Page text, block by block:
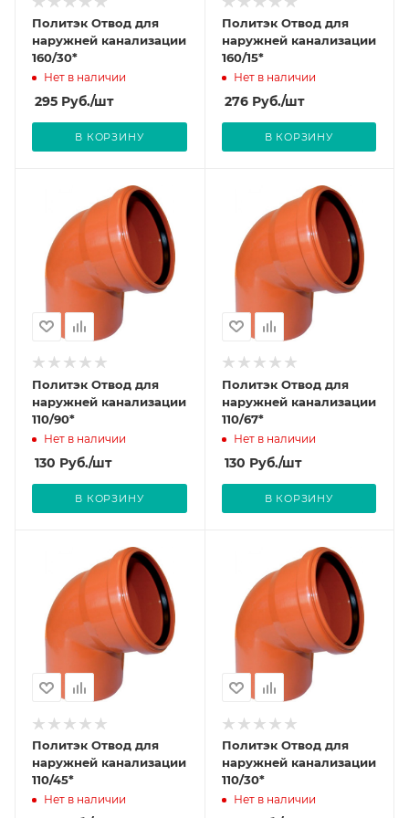
Политэк Отвод для
наружней канализации
160/30*
Нет в наличии
295 Руб./шт
В КОРЗИНУ
Политэк Отвод для
наружней канализации
160/15*
Нет в наличии
276Руб./шт
В КОРЗИНУ
Политэк Отвод для
наружней канализации
110/90*
Нет в наличии
130 Руб./шт
В КОРЗИНУ
Политэк Отвод для
наружней канализации
110/67*
Нет в наличии
130 Руб./шт
В КОРЗИНУ
Политэк Отвод для
наружней канализации
110/45*
Нет в наличии
Политэк Отвод для
наружней канализации
110/30*
Нет в наличии